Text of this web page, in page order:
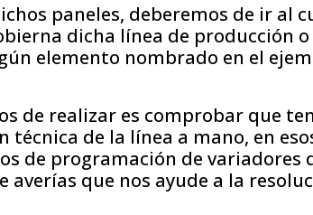
paneles, deberemos de ir al
dicha línea de producción
elemento nombrado en el
de realizar es comprobar que
técnica de la línea a mano, en
de programación de variadores
que nos ayude a la